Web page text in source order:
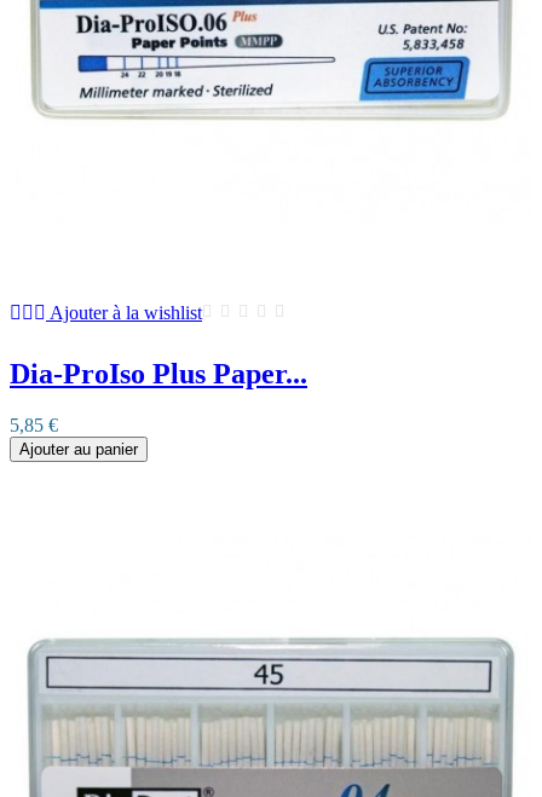
Ajouter à la wishlist
Dia-ProIso Plus Paper...
5,85 €
Ajouter au panier